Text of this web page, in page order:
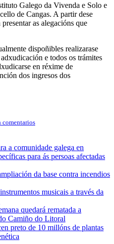
Galego da Vivenda e Solo e
de Cangas. A partir dese
as alegacións que
dispoñibles realizarase
e todos os trámites
en réxime de
dos ingresos dos
comentarios
a comunidade galega en
para ás persoas afectadas
da base contra incendios
musicais a través da
quedará rematada a
Camiño do Litoral
preto de 10 millóns de plantas